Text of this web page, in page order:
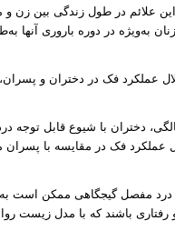
علائم در طول زندگی بین زن و
به‌ویژه در دوره باروری آنها
عملکرد فک در دختران و
سنین 14 تا 16 سالگی، دختران با شیوع قابل
عملکرد فک در مقایسه با پسران
مفصل گیجگاهی ممکن است به
رفتاری باشند که با مدل زیست